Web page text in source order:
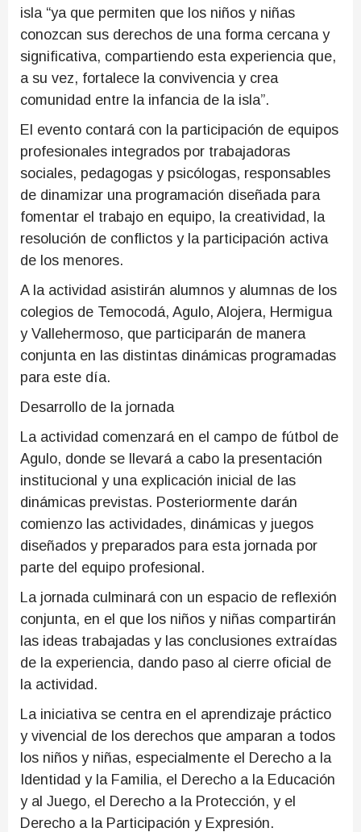
isla “ya que permiten que los niños y niñas
conozcan sus derechos de una forma cercana y
significativa, compartiendo esta experiencia que,
a su vez, fortalece la convivencia y crea
comunidad entre la infancia de la isla”.
El evento contará con la participación de equipos
profesionales integrados por trabajadoras
sociales, pedagogas y psicólogas, responsables
de dinamizar una programación diseñada para
fomentar el trabajo en equipo, la creatividad, la
resolución de conflictos y la participación activa
de los menores.
A la actividad asistirán alumnos y alumnas de los
colegios de Temocodá, Agulo, Alojera, Hermigua
y Vallehermoso, que participarán de manera
conjunta en las distintas dinámicas programadas
para este día.
Desarrollo de la jornada
La actividad comenzará en el campo de fútbol de
Agulo, donde se llevará a cabo la presentación
institucional y una explicación inicial de las
dinámicas previstas. Posteriormente darán
comienzo las actividades, dinámicas y juegos
diseñados y preparados para esta jornada por
parte del equipo profesional.
La jornada culminará con un espacio de reflexión
conjunta, en el que los niños y niñas compartirán
las ideas trabajadas y las conclusiones extraídas
de la experiencia, dando paso al cierre oficial de
la actividad.
La iniciativa se centra en el aprendizaje práctico
y vivencial de los derechos que amparan a todos
los niños y niñas, especialmente el Derecho a la
Identidad y la Familia, el Derecho a la Educación
y al Juego, el Derecho a la Protección, y el
Derecho a la Participación y Expresión.